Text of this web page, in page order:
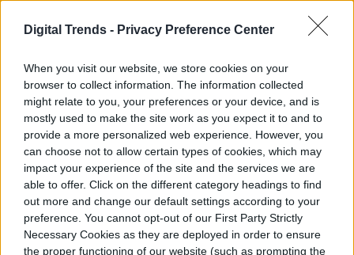
Digital Trends - Privacy Preference Center
When you visit our website, we store cookies on your
browser to collect information. The information collected
might relate to you, your preferences or your device, and is
mostly used to make the site work as you expect it to and to
provide a more personalized web experience. However, you
can choose not to allow certain types of cookies, which may
impact your experience of the site and the services we are
able to offer. Click on the different category headings to find
out more and change our default settings according to your
preference. You cannot opt-out of our First Party Strictly
Necessary Cookies as they are deployed in order to ensure
the proper functioning of our website (such as prompting the
Los fuertes rumores indican que el futuro